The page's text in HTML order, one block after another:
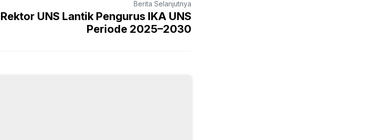
Berita Selanjutnya
Rektor UNS Lantik Pengurus IKA UNS
Periode 2025–2030